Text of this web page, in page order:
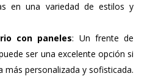
en una variedad de estilos y
con paneles: Un frente de
ser una excelente opción si
más personalizada y sofisticada.